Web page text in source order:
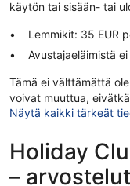
käytön tai sisään- tai
Lemmikit: 35 EUR
Avustajaeläimistä
Tämä ei välttämättä
voivat muuttua,
Näytä kaikki tärkeät
Holiday
– arvostelut